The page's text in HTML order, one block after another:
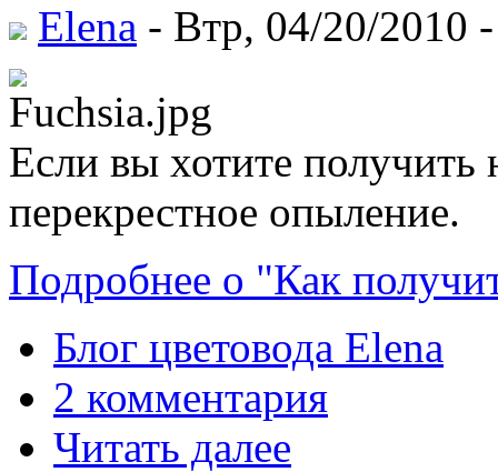
Elena - Втр, 04/20/2010
Если вы хотите
перекрестное опыление.
Подробнее о "Как
Блог цветовода Elena
2 комментария
Читать далее